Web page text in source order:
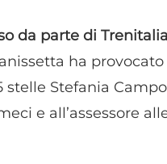
da parte di Trenitalia
ha
Stefania
e all’assessore